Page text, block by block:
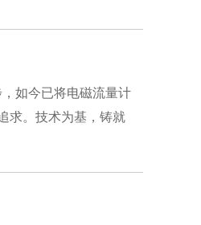
如今已将电磁流量计
求。技术为基，铸就